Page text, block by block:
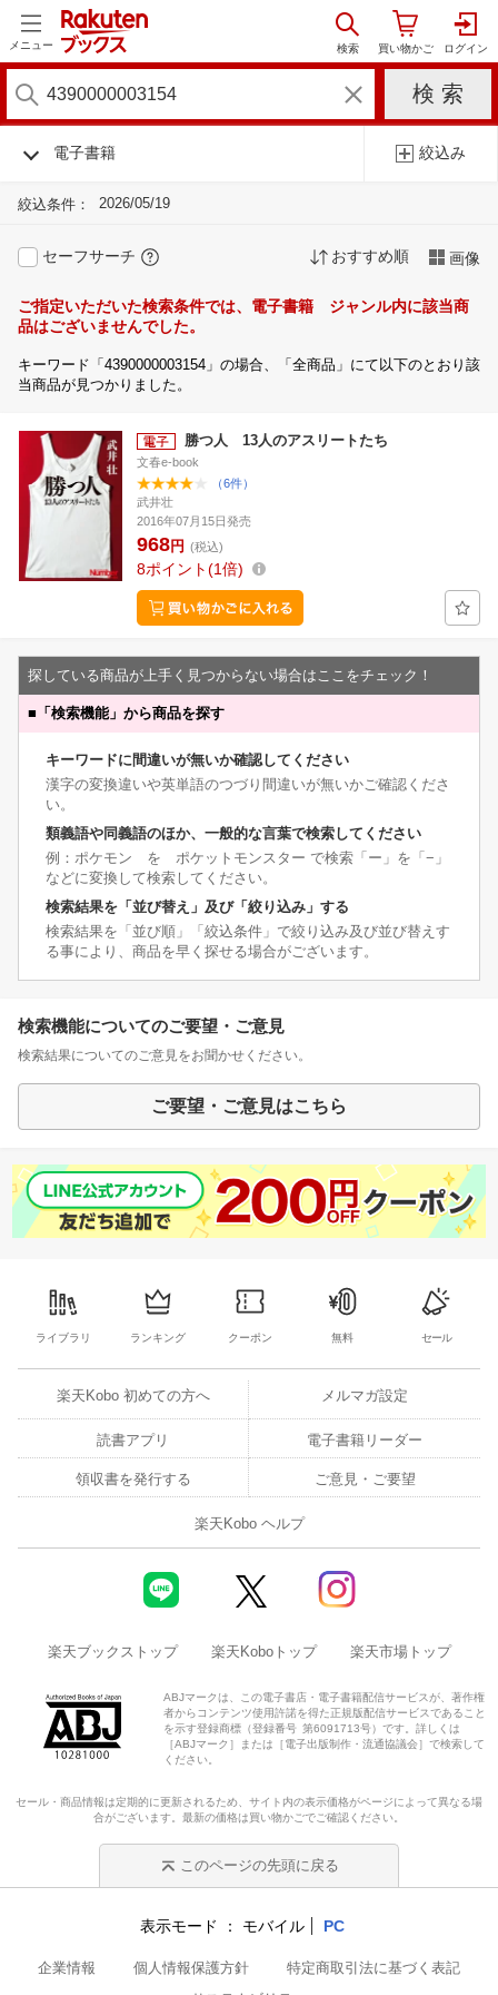
メニュー
電子書籍 絞込み
絞込条件： 2026/05/19
セーフサーチ おすすめ順 画像
ご指定いただいた検索条件では、電子書籍 ジャンル内に該当商
品はございませんでした。
キーワード「4390000003154」の場合、「全商品」にて以下のとおり該
当商品が見つかりました。
勝つ人 13人のアスリートたち
文春e-book
（6件）
武井壮
2016年07月15日発売
968円 (税込)
8ポイント 1倍
探している商品が上手く見つからない場合はここをチェック！
■ 「検索機能」から商品を探す
キーワードに間違いが無いか確認してください
漢字の変換違いや英単語のつづり間違いが無いかご確認くださ
い。
類義語や同義語のほか、一般的な言葉で検索してください
例：ポケモン を ポケットモンスター で検索「ー」を「−」
などに変換して検索してください。
検索結果を「並び替え」及び「絞り込み」する
検索結果を「並び順」「絞込条件」で絞り込み及び並び替えす
る事により、商品を早く探せる場合がございます。
検索機能についてのご要望・ご意見
検索結果についてのご意見をお聞かせください。
ご要望・ご意見はこちら
ライブラリ ランキング クーポン 無料 セール
楽天Kobo 初めての方へ メルマガ設定
読書アプリ 電子書籍リーダー
領収書を発行する ご意見・ご要望
楽天Kobo ヘルプ
楽天ブックストップ 楽天Koboトップ 楽天市場トップ
ABJマークは、この電子書店・電子書籍配信サービスが、著作権
者からコンテンツ使用許諾を得た正規版配信サービスであること
を示す登録商標（登録番号 第6091713号）です。詳しくは
［ABJマーク］または［電子出版制作・流通協議会］で検索して
ください。
セール・商品情報は定期的に更新されるため、サイト内の表示価格がページによって異なる場
合がございます。最新の価格は買い物かごでご確認ください。
このページの先頭に戻る
表示モード モバイル PC
企業情報 個人情報保護方針
特定商取引法に基づく表記